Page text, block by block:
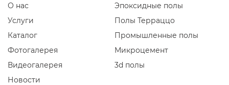
О нас
Услуги
Каталог
Фотогалерея
Видеогалерея
Новости
Эпоксидные полы
Полы Терраццо
Промышленные полы
Микроцемент
3d полы